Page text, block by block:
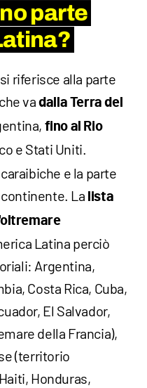
parte
riferisce alla parte
vadalla Terra del
fino al Rio
e Stati Uniti.
e la parte
La lista
Latina perciò
Argentina,
Costa Rica, Cuba,
El Salvador,
della Francia),
(territorio
Honduras,